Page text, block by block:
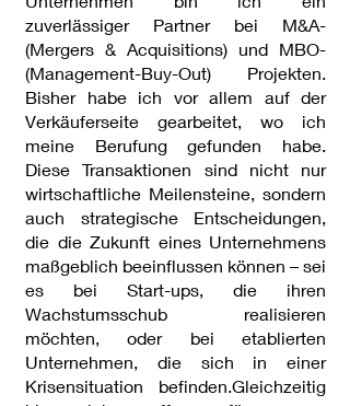
zuverlässiger Partner bei M&A-
(Mergers & Acquisitions) und MBO-
(Management-Buy-Out) Projekten.
Bisher habe ich vor allem auf der
Verkäuferseite gearbeitet, wo ich
meine Berufung gefunden habe.
Diese Transaktionen sind nicht nur
wirtschaftliche Meilensteine, sondern
auch strategische Entscheidungen,
die die Zukunft eines Unternehmens
maßgeblich beeinflussen können – sei
es bei Start-ups, die ihren
Wachstumsschub realisieren
möchten, oder bei etablierten
Unternehmen, die sich in einer
Krisensituation befinden.Gleichzeitig